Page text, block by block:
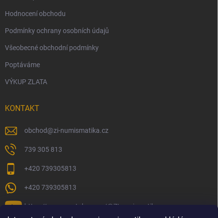
Hodnocení obchodu
Podmínky ochrany osobních údajů
Všeobecné obchodní podmínky
Poptáváme
VÝKUP ZLATA
KONTAKT
obchod@zi-numismatika.cz
739 305 813
+420 739305813
+420 739305813
https://www.youtube.com/@ZInumismatika